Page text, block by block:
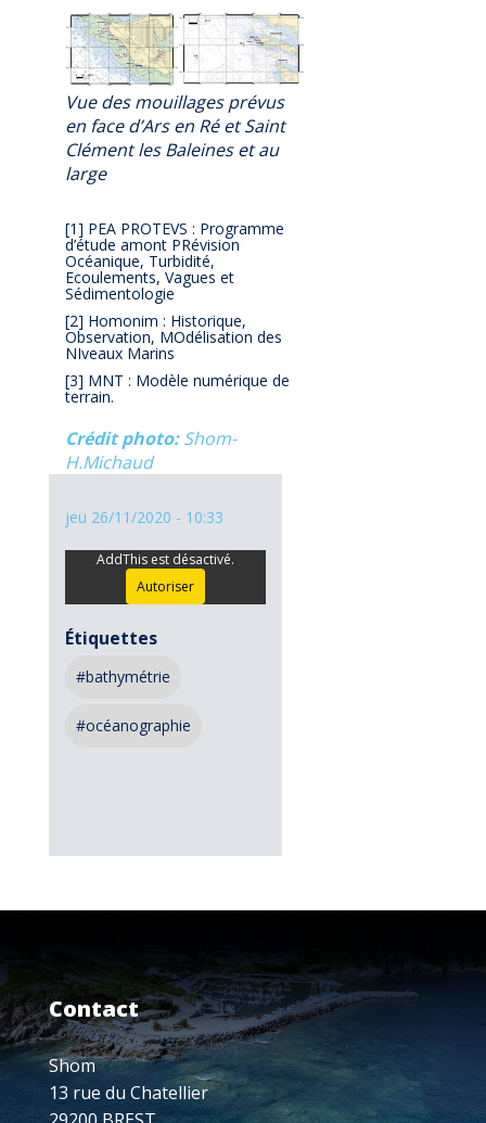
Vue des mouillages prévus
en face d’Ars en Ré et Saint
Clément les Baleines et au
large
[1] PEA PROTEVS : Programme
d’étude amont PRévision
Océanique, Turbidité,
Ecoulements, Vagues et
Sédimentologie
[2] Homonim : Historique,
Observation, MOdélisation des
NIveaux Marins
[3] MNT : Modèle numérique de
terrain.
Crédit photo Shom-
H.Michaud
jeu 26/11/2020 - 10:33
AddThis est désactivé.
Autoriser
Étiquettes
#bathymétrie
#océanographie
Contact
Shom
13 rue du Chatellier